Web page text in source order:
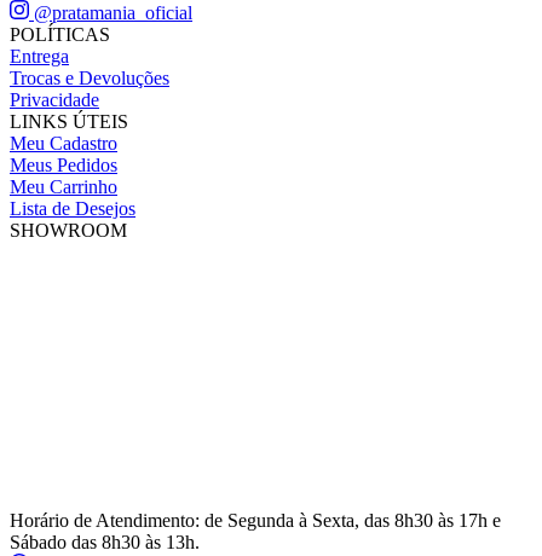
@pratamania_oficial
POLÍTICAS
Entrega
Trocas e Devoluções
Privacidade
LINKS ÚTEIS
Meu Cadastro
Meus Pedidos
Meu Carrinho
Lista de Desejos
SHOWROOM
Horário de Atendimento: de Segunda à Sexta, das 8h30 às 17h e
Sábado das 8h30 às 13h.